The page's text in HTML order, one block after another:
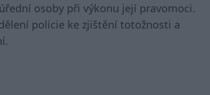
osoby při výkonu její pravomoci.
policie ke zjištění totožnosti a